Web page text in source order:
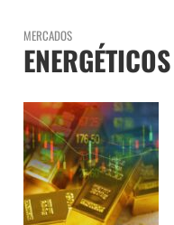
MERCADOS
ENERGÉTICOS